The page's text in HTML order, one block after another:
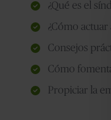
¿Qué es el
¿Cómo actuar
Consejos
Cómo
Propiciar la